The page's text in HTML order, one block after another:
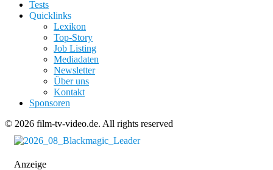
Tests
Quicklinks
Lexikon
Top-Story
Job Listing
Mediadaten
Newsletter
Über uns
Kontakt
Sponsoren
© 2026 film-tv-video.de. All rights reserved
Anzeige